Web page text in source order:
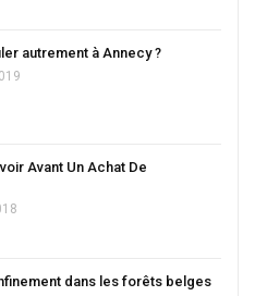
autrement à Annecy ?
Avant Un Achat De
dans les forêts belges